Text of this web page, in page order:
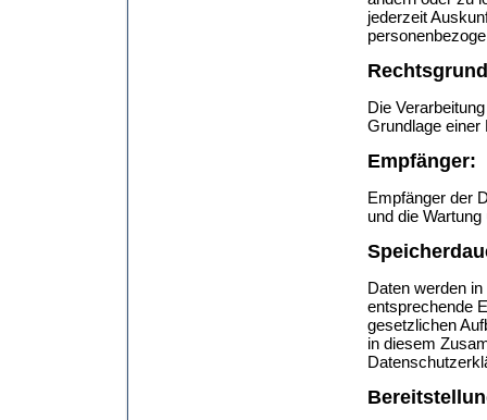
jederzeit
Die
Grundlage
Empfänger:
Empfänger der
und die
Daten werden
entsprechende
gesetzlichen
in diesem